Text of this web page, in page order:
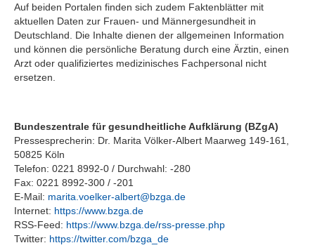
Auf beiden Portalen finden sich zudem Faktenblätter mit
aktuellen Daten zur Frauen- und Männergesundheit in
Deutschland. Die Inhalte dienen der allgemeinen Information
und können die persönliche Beratung durch eine Ärztin, einen
Arzt oder qualifiziertes medizinisches Fachpersonal nicht
ersetzen.
Bundeszentrale für gesundheitliche Aufklärung (BZgA)
Pressesprecherin: Dr. Marita Völker-Albert Maarweg 149-161,
50825 Köln
Telefon: 0221 8992-0 / Durchwahl: -280
Fax: 0221 8992-300 / -201
E-Mail: marita.voelker-albert@bzga.de
Internet: https://www.bzga.de
RSS-Feed: https://www.bzga.de/rss-presse.php
Twitter: https://twitter.com/bzga_de